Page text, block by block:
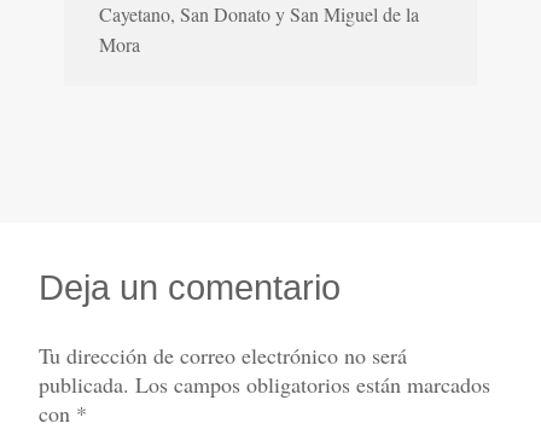
Cayetano, San Donato y San Miguel de la
Mora
Deja un comentario
Tu dirección de correo electrónico no será
publicada. Los campos obligatorios están marcados
con *